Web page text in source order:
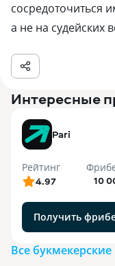
сосредоточиться
а не на судейских
Интересные
Pari
Рейтинг
4.97
10
Получить
Все